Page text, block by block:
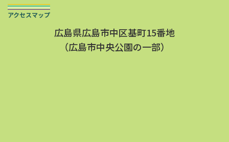
アクセスマップ
広島県広島市中区基町15番地
（広島市中央公園の一部）